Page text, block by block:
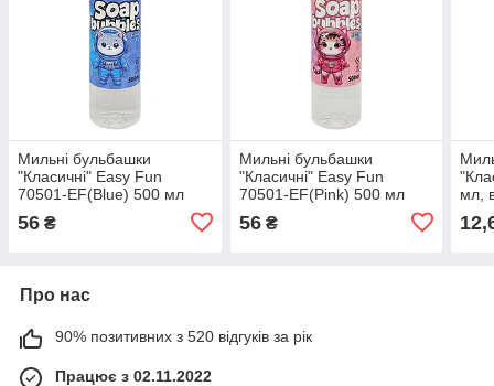
Мильні бульбашки
"Класичні" Easy Fun
70501-EF(Blue) 500 мл
56 ₴
Мильні бульбашки
"Класичні" Easy Fun
70501-EF(Pink) 500 мл
56₴
мл,
Про нас
90% позитивних з 520 відгуків за рік
Працює з 02.11.2022